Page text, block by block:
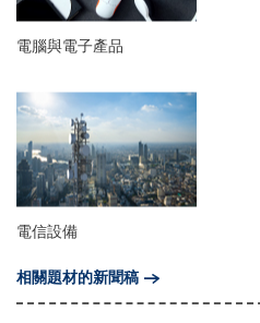
電腦與電子產品
電信設備
相關題材的新聞稿